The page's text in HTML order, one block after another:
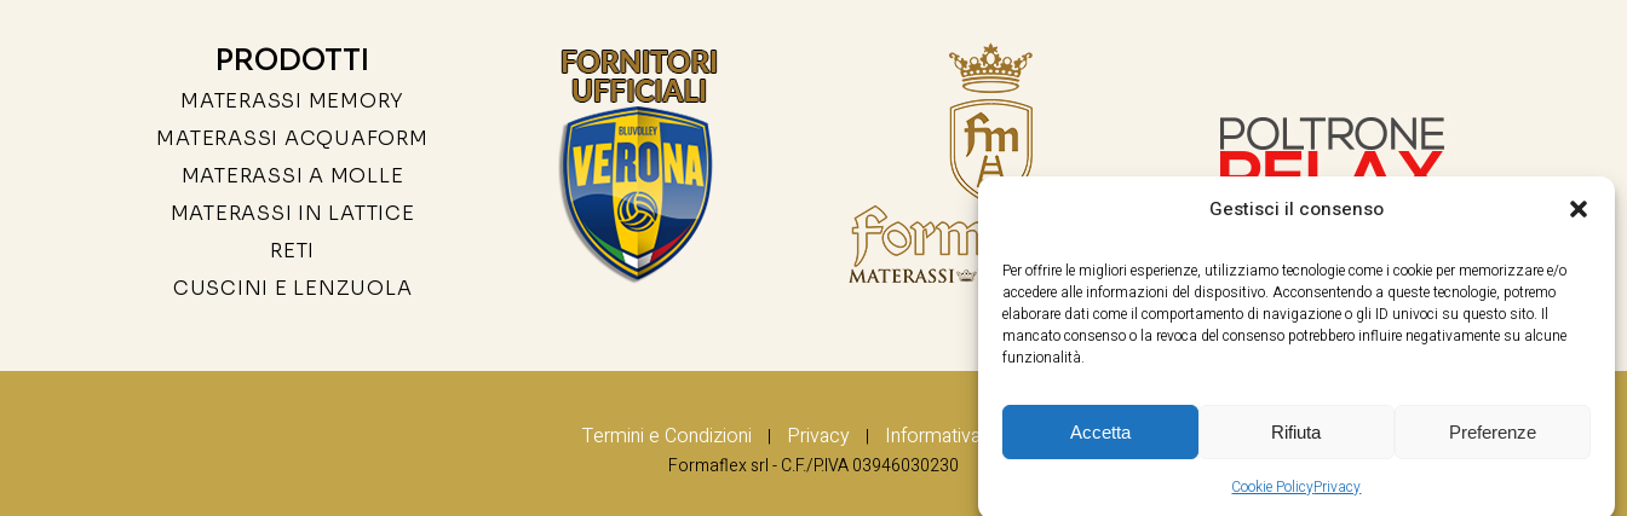
Gestisci il consenso
Per offrire le migliori esperienze, utilizziamo tecnologie come i cookie per memorizzare e/o
accedere alle informazioni del dispositivo. Acconsentendo a queste tecnologie, potremo
elaborare dati come il comportamento di navigazione o gli ID univoci su questo sito. Il
mancato consenso o la revoca del consenso potrebbero influire negativamente su alcune
funzionalità.
Accetta Rifiuta Preferenze
Cookie PolicyPrivacy
PRODOTTI
MATERASSI MEMORY
MATERASSI ACQUAFORM
MATERASSI A MOLLE
MATERASSI IN LATTICE
RETI
CUSCINI E LENZUOLA
Termini e Condizioni | Privacy | Informativa Cookie
Formaflex srl - C.F./P.IVA 03946030230